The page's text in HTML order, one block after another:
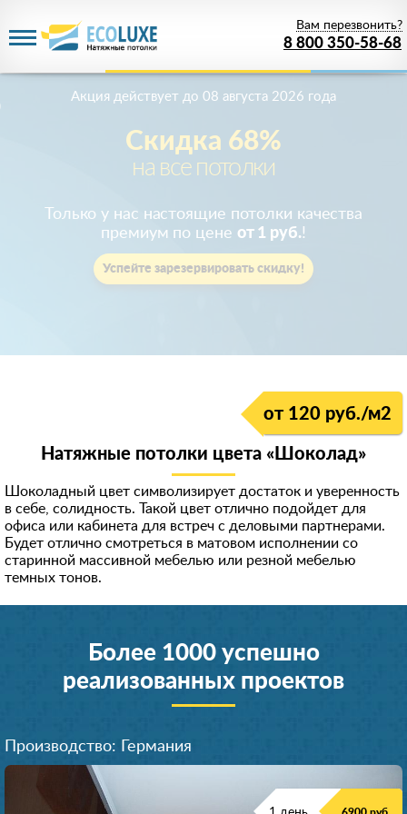
8 800 350-58-68
Вам перезвонить?
Скидка 68%
на все потолки
Акция действует до 08 августа 2026 года
Только у нас настоящие потолки качества
премиум по цене от 1 руб.!
Успейте зарезервировать скидку!
от 120 руб./м2
Натяжные потолки цвета «Шоколад»
Шоколадный цвет символизирует достаток и уверенность
в себе, солидность. Такой цвет отлично подойдет для
офиса или кабинета для встреч с деловыми партнерами.
Будет отлично смотреться в матовом исполнении со
старинной массивной мебелью или резной мебелью
темных тонов.
Более 1000 успешно
реализованных проектов
Производство: Германия